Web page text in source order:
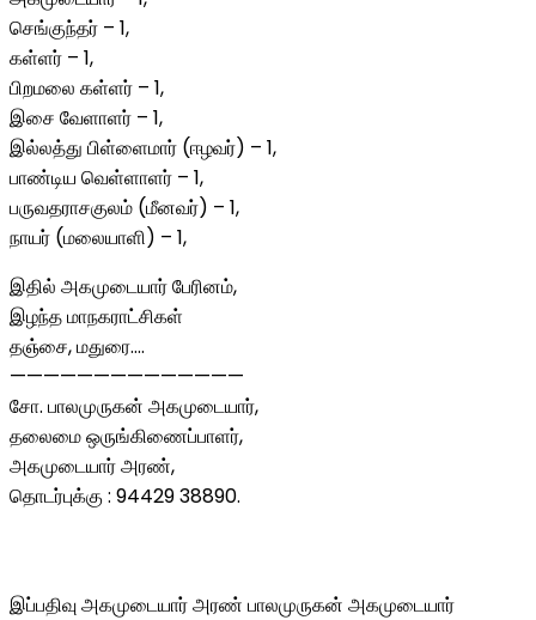
செங்குந்தர் – 1,
கள்ளர் – 1,
பிறமலை கள்ளர் – 1,
இசை வேளாளர் – 1,
இல்லத்து பிள்ளைமார் (ஈழவர்) – 1,
பாண்டிய வெள்ளாளர் – 1,
பருவதராசகுலம் (மீனவர்) – 1,
நாயர் (மலையாளி) – 1,
இதில் அகமுடையார் பேரினம்,
இழந்த மாநகராட்சிகள்
தஞ்சை, மதுரை….
——————————————
சோ. பாலமுருகன் அகமுடையார்,
தலைமை ஒருங்கிணைப்பாளர்,
அகமுடையார் அரண்,
தொடர்புக்கு : 94429 38890.
இப்பதிவு அகமுடையார் அரண் பாலமுருகன் அகமுடையார்